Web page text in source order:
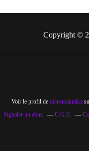
Copyright ©
Voir le profil de delromainzika
Signaler un abus
C.G.U.